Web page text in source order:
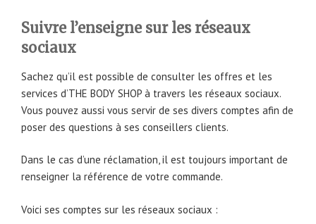
Suivre l’enseigne sur les réseaux
sociaux
Sachez qu’il est possible de consulter les offres et les
services d’THE BODY SHOP à travers les réseaux sociaux.
Vous pouvez aussi vous servir de ses divers comptes afin de
poser des questions à ses conseillers clients.
Dans le cas d’une réclamation, il est toujours important de
renseigner la référence de votre commande.
Voici ses comptes sur les réseaux sociaux :